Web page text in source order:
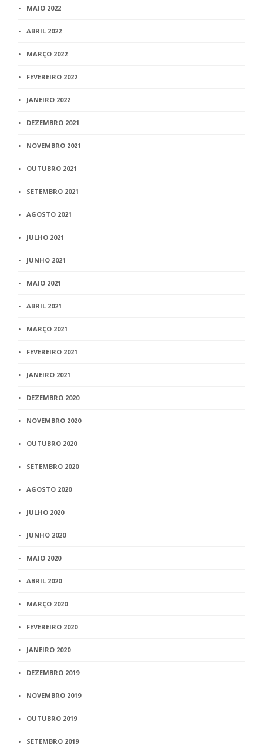
MAIO 2022
ABRIL 2022
MARÇO 2022
FEVEREIRO 2022
JANEIRO 2022
DEZEMBRO 2021
NOVEMBRO 2021
OUTUBRO 2021
SETEMBRO 2021
AGOSTO 2021
JULHO 2021
JUNHO 2021
MAIO 2021
ABRIL 2021
MARÇO 2021
FEVEREIRO 2021
JANEIRO 2021
DEZEMBRO 2020
NOVEMBRO 2020
OUTUBRO 2020
SETEMBRO 2020
AGOSTO 2020
JULHO 2020
JUNHO 2020
MAIO 2020
ABRIL 2020
MARÇO 2020
FEVEREIRO 2020
JANEIRO 2020
DEZEMBRO 2019
NOVEMBRO 2019
OUTUBRO 2019
SETEMBRO 2019